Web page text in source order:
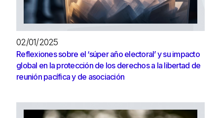
02/01/2025
Reflexiones sobre el ‘súper año electoral’ y su impacto
global en la protección de los derechos a la libertad de
reunión pacífica y de asociación